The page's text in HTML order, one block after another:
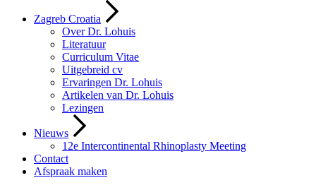
Zagreb Croatia
Over Dr. Lohuis
Literatuur
Curriculum Vitae
Uitgebreid cv
Ervaringen Dr. Lohuis
Artikelen van Dr. Lohuis
Lezingen
Nieuws
12e Intercontinental Rhinoplasty Meeting
Contact
Afspraak maken